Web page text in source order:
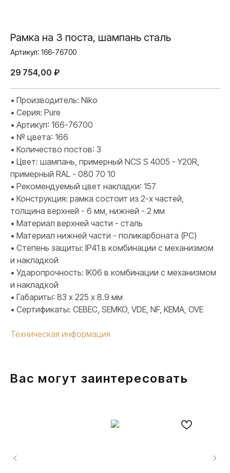
Рамка на 3 поста, шампань сталь
Артикул: 166-76700
29 754,00 ₽
• Производитель: Niko
• Серия: Pure
• Артикул: 166-76700
• № цвета: 166
• Количество постов: 3
• Цвет: шампань, примерный NCS S 4005 - Y20R,
примерный RAL - 080 70 10
• Рекомендуемый цвет накладки: 157
• Конструкция: рамка состоит из 2-х частей,
толщина верхней - 6 мм, нижней - 2 мм
• Материал верхней части - сталь
• Материал нижней части - поликарбоната (PC)
• Степень защиты: IP41 в комбинации с механизмом
и накладкой
• Ударопрочность: IK06 в комбинации с механизмом
и накладкой
• Габариты: 83 х 225 х 8.9 мм
• Сертификаты: CEBEC, SEMKO, VDE, NF, KEMA, OVE
Техническая информация
Вас могут заинтересовать